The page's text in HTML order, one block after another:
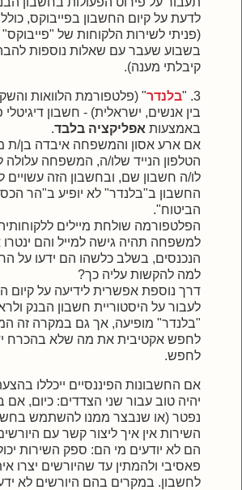
לדעת על קיום החשבון בפייבוקס,
(פניתי לשירות הלקוחות של
בשבוע שעבר עם שאלות נוספות
קיבלתי מענה).
3. " בלנדר" (פלטפורמת הלוואות
בין אנשים, ישראלית) - חשבון
באמצעות אפליקציה בלבד.
אם ארע אסון והמשפחה איבדה בן/
הטלפון הנייד שלו/ה, המשפחה
לו/ה חשבון שם, ובחשבון הזה עשויים
החשבון ב"בלנדר" לא יופיע ב"הר
הביטוח".
הפלטפורמה שולחת מיילים
למשפחה תהיה גישה למייל והם ינטרו
הנכנסים, בשלב כלשהו הם ידעו על
למה להקשות עליה כך?
דרך נוספת אפשרית לידיעה על קיום
לעבור על היסטוריית חשבון הבנק
"בלנדר" מופיעה, אך גם במקרה זה
לחפש אקטיבית את מה שלא בהכרח
לחפש.
אם החשבונות הפיננסיים ייכללו
יהיה טוב עבור שני הצדדים: כיום, אם
נפטר (או שנבצר ממנו להשתמש
השירות אין איך ליצור קשר עם
הם לא יודעים מי הם: ספק השירות
פאסיבי ולהמתין עד שהיורשים יצרו
לחשבון. במקרים בהם היורשים לא